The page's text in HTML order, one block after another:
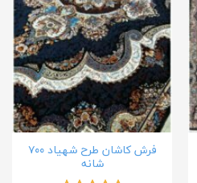
فرش کاشان طرح شهیاد ۷۰۰
شانه